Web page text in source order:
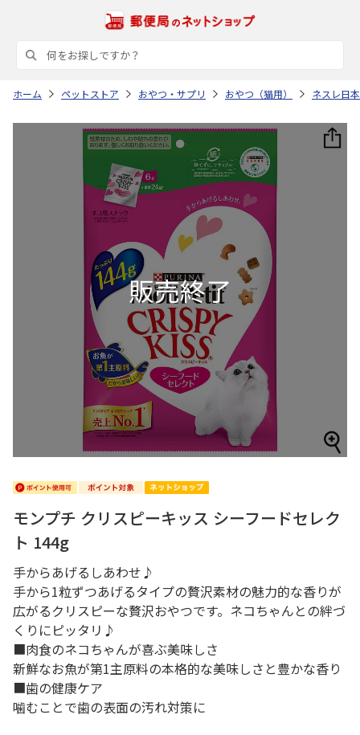
ホーム ペットストア おやつ・サプリ おやつ（猫用） ネスレ日
モンプチ クリスピーキッス シーフードセレク
ト 144g
手からあげるしあわせ♪
手から1粒ずつあげるタイプの贅沢素材の魅力的な香りが
広がるクリスピーな贅沢おやつです。ネコちゃんとの絆づ
くりにピッタリ♪
■肉食のネコちゃんが喜ぶ美味しさ
新鮮なお魚が第1主原料の本格的な美味しさと豊かな香り
■歯の健康ケア
噛むことで歯の表面の汚れ対策に